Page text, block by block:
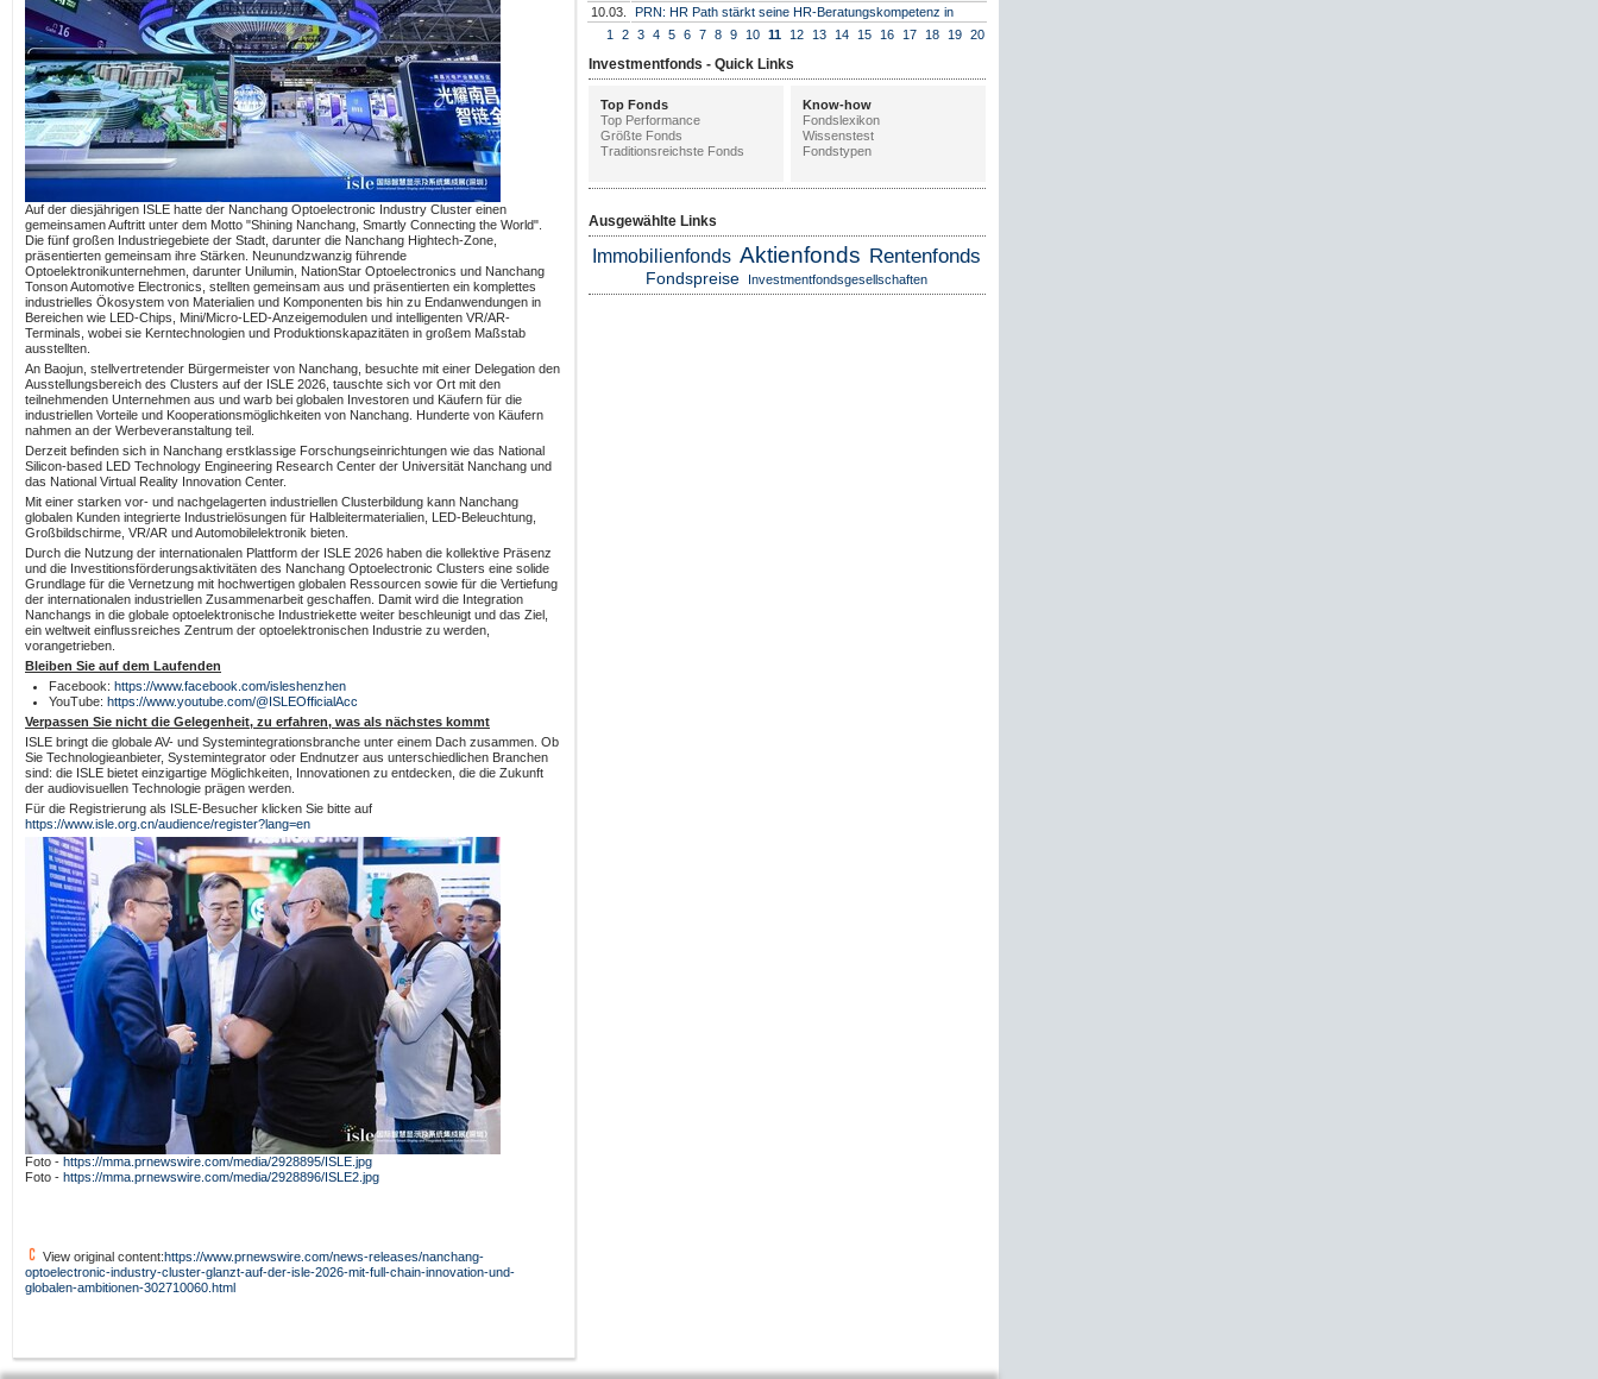
Auf der diesjährigen ISLE hatte der Nanchang Optoelectronic Industry Cluster einen
gemeinsamen Auftritt unter dem Motto "Shining Nanchang, Smartly Connecting the World".
Die fünf großen Industriegebiete der Stadt, darunter die Nanchang Hightech-Zone,
präsentierten gemeinsam ihre Stärken. Neunundzwanzig führende
Optoelektronikunternehmen, darunter Unilumin, NationStar Optoelectronics und Nanchang
Tonson Automotive Electronics, stellten gemeinsam aus und präsentierten ein komplettes
industrielles Ökosystem von Materialien und Komponenten bis hin zu Endanwendungen in
Bereichen wie LED-Chips, Mini/Micro-LED-Anzeigemodulen und intelligenten VR/AR-
Terminals, wobei sie Kerntechnologien und Produktionskapazitäten in großem Maßstab
ausstellten.
An Baojun, stellvertretender Bürgermeister von Nanchang, besuchte mit einer Delegation den
Ausstellungsbereich des Clusters auf der ISLE 2026, tauschte sich vor Ort mit den
teilnehmenden Unternehmen aus und warb bei globalen Investoren und Käufern für die
industriellen Vorteile und Kooperationsmöglichkeiten von Nanchang. Hunderte von Käufern
nahmen an der Werbeveranstaltung teil.
Derzeit befinden sich in Nanchang erstklassige Forschungseinrichtungen wie das National
Silicon-based LED Technology Engineering Research Center der Universität Nanchang und
das National Virtual Reality Innovation Center.
Mit einer starken vor- und nachgelagerten industriellen Clusterbildung kann Nanchang
globalen Kunden integrierte Industrielösungen für Halbleitermaterialien, LED-Beleuchtung,
Großbildschirme, VR/AR und Automobilelektronik bieten.
Durch die Nutzung der internationalen Plattform der ISLE 2026 haben die kollektive Präsenz
und die Investitionsförderungsaktivitäten des Nanchang Optoelectronic Clusters eine solide
Grundlage für die Vernetzung mit hochwertigen globalen Ressourcen sowie für die Vertiefung
der internationalen industriellen Zusammenarbeit geschaffen. Damit wird die Integration
Nanchangs in die globale optoelektronische Industriekette weiter beschleunigt und das Ziel,
ein weltweit einflussreiches Zentrum der optoelektronischen Industrie zu werden,
vorangetrieben.
Bleiben Sie auf dem Laufenden
Facebook: https://www.facebook.com/isleshenzhen
YouTube: https://www.youtube.com/@ISLEOfficialAcc
Verpassen Sie nicht die Gelegenheit, zu erfahren, was als nächstes kommt
ISLE bringt die globale AV- und Systemintegrationsbranche unter einem Dach zusammen. Ob
Sie Technologieanbieter, Systemintegrator oder Endnutzer aus unterschiedlichen Branchen
sind: die ISLE bietet einzigartige Möglichkeiten, Innovationen zu entdecken, die die Zukunft
der audiovisuellen Technologie prägen werden.
Für die Registrierung als ISLE-Besucher klicken Sie bitte auf
https://www.isle.org.cn/audience/register?lang=en
Foto - https://mma.prnewswire.com/media/2928895/ISLE.jpg
Foto - https://mma.prnewswire.com/media/2928896/ISLE2.jpg
View original content:https://www.prnewswire.com/news-releases/nanchang-
optoelectronic-industry-cluster-glanzt-auf-der-isle-2026-mit-full-chain-innovation-und-
globalen-ambitionen-302710060.html
10.03.
PRN: HR Path stärkt seine HR-Beratungskompetenz in
1
2 3 4 5 6 7 8 9 10 11 12 13 14 15 16 17 18 19 20
Investmentfonds - Quick Links
Top Fonds
Top Performance
Größte Fonds
Traditionsreichste Fonds
Know-how
Fondslexikon
Wissenstest
Fondstypen
Ausgewählte Links
Immobilienfonds Aktienfonds Rentenfonds
Fondspreise Investmentfondsgesellschaften